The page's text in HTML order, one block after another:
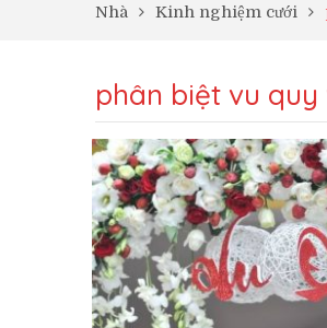
Nhà Kinh nghiệm cưới
phân biệt vu quy